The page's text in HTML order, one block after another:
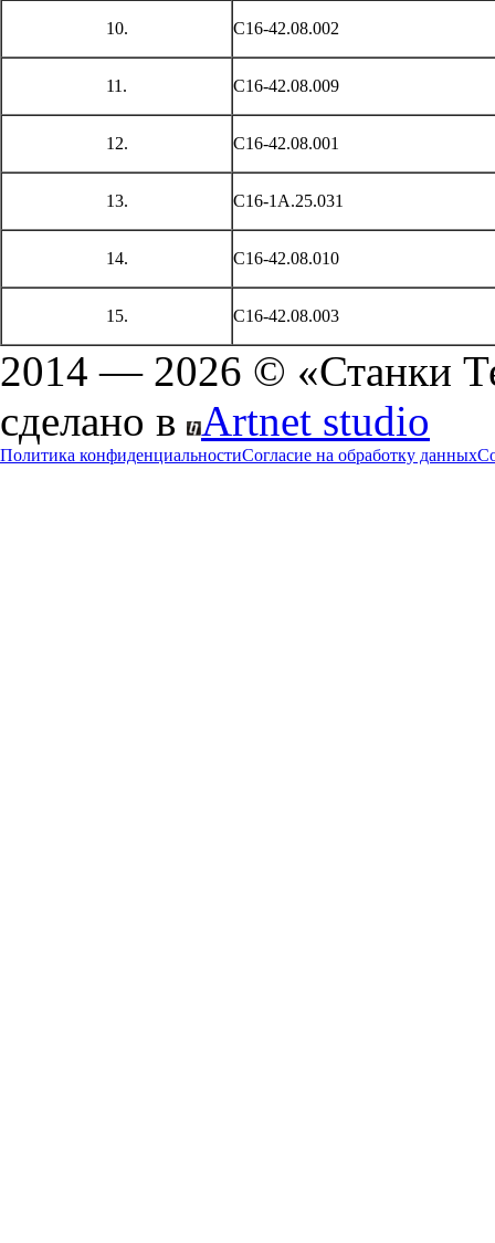
10. С16-42.08.002
11. С16-42.08.009
12. С16-42.08.001
13. С16-1А.25.031
14. С16-42.08.010
15. С16-42.08.003
2014 — 2026 © «Станки
сделано в Artnet studio
Политика конфиденциальностиСогласие на обработку данных